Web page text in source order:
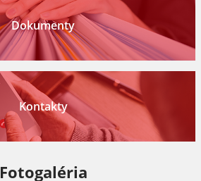
Dokumenty
Kontakty
Fotogaléria